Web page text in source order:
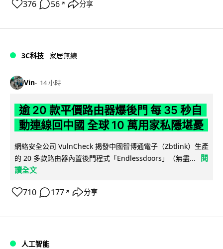
376 56 ↗ 分享
3C科技 家居無線
Vin 14 小時
逾 20 款平價路由器爆後門 每 35 秒自
動連線回中國 全球 10 萬用家私隱堪憂
網絡安全公司 VulnCheck 揭發中國智博通電子（Zbtlink）生產
的 20 多款路由器內置後門程式「Endlessdoors」（無盡...
閱
讀全文
710 177 ↗ 分享
人工智能